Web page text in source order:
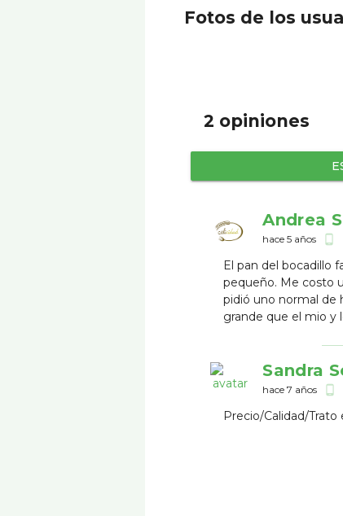
Fotos de los
2 opiniones
Andrea
hace 5 años phone_android
El pan del bocadillo
pequeño. Me costo
pidió uno normal de
grande que el mio y
Sandra
hace 7 años phone_android
Precio/Calidad/Trato